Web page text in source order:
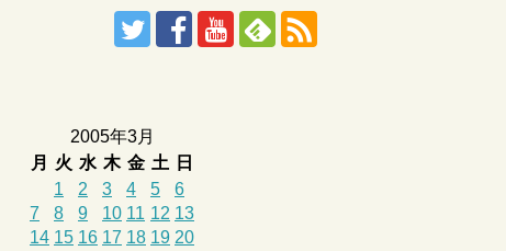
2005年3月
月
火 水 木 金 土
日
1
2 3 4 5
6
7
8 9 10 11 12 13
14 15 16 17 18 19 20